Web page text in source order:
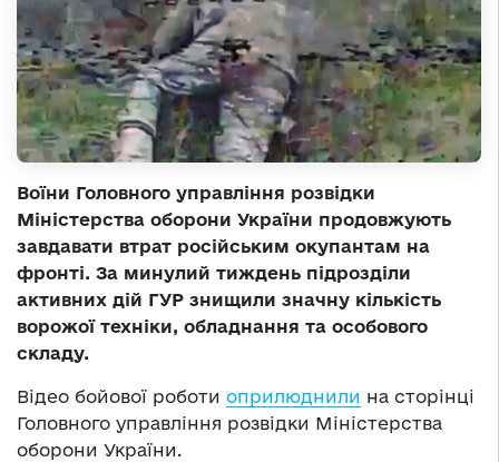
Воїни Головного управління розвідки
Міністерства оборони України продовжують
завдавати втрат російським окупантам на
фронті. За минулий тиждень підрозділи
активних дій ГУР знищили значну кількість
ворожої техніки, обладнання та особового
складу.
Відео бойової роботи оприлюднили на сторінці
Головного управління розвідки Міністерства
оборони України.